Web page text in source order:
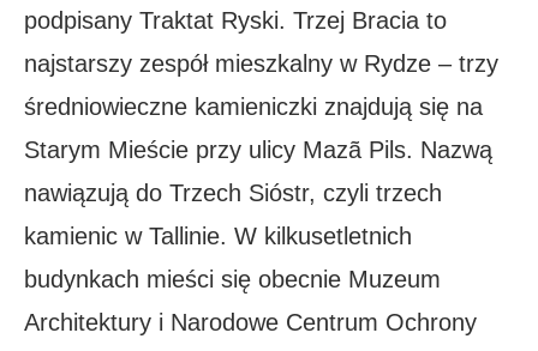
podpisany Traktat Ryski. Trzej Bracia to
najstarszy zespół mieszkalny w Rydze – trzy
średniowieczne kamieniczki znajdują się na
Starym Mieście przy ulicy Mazã Pils. Nazwą
nawiązują do Trzech Sióstr, czyli trzech
kamienic w Tallinie. W kilkusetletnich
budynkach mieści się obecnie Muzeum
Architektury i Narodowe Centrum Ochrony